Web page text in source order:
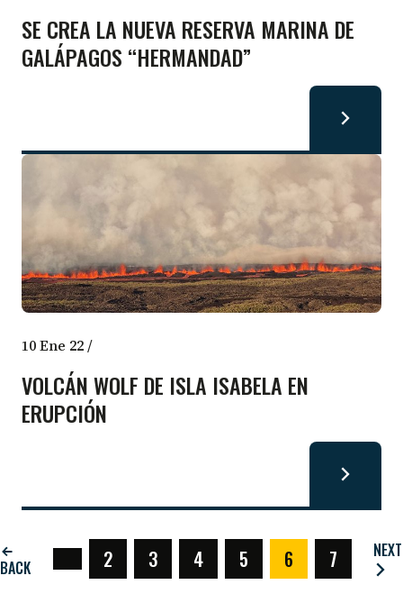
SE CREA LA NUEVA RESERVA MARINA DE
GALÁPAGOS “HERMANDAD”
10 Ene 22/
VOLCÁN WOLF DE ISLA ISABELA EN
ERUPCIÓN
BACK 2 3 4 5 6(CURRENT)
7 NEXT